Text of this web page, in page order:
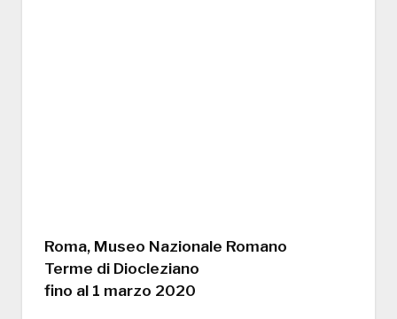
Roma, Museo Nazionale Romano
Terme di Diocleziano
fino al 1 marzo 2020